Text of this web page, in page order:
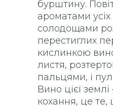
бурштину.
ароматами усіх
солодощами
перестиглих
кислинкою
листя,
пальцями, і
Вино цієї
кохання, це те,